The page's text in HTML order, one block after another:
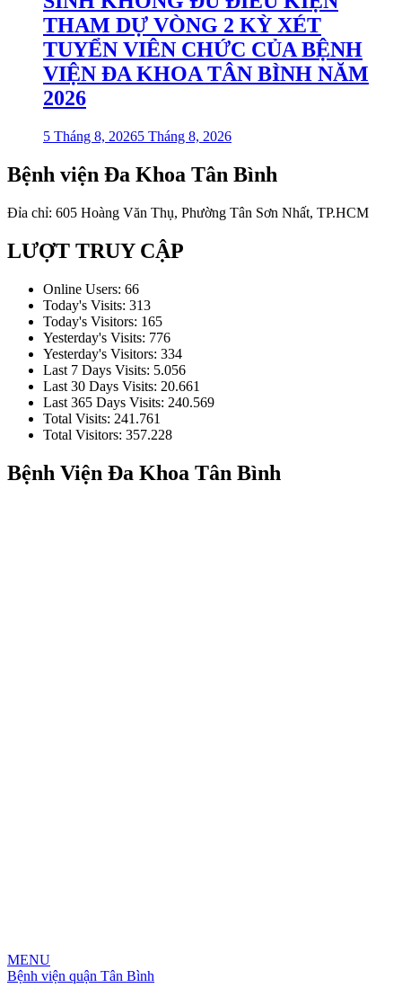
THAM DỰ VÒNG 2 KỲ XÉT
TUYỂN VIÊN CHỨC CỦA BỆNH
VIỆN ĐA KHOA TÂN BÌNH NĂM
2026
5 Tháng 8, 20265 Tháng 8, 2026
Bệnh viện Đa Khoa Tân Bình
Đỉa chỉ: 605 Hoàng Văn Thụ, Phường Tân Sơn Nhất, TP.HCM
LƯỢT TRUY CẬP
Online Users: 66
Today's Visits: 313
Today's Visitors: 165
Yesterday's Visits: 776
Yesterday's Visitors: 334
Last 7 Days Visits: 5.056
Last 30 Days Visits: 20.661
Last 365 Days Visits: 240.569
Total Visits: 241.761
Total Visitors: 357.228
Bệnh Viện Đa Khoa Tân Bình
MENU
Bệnh viện quận Tân Bình